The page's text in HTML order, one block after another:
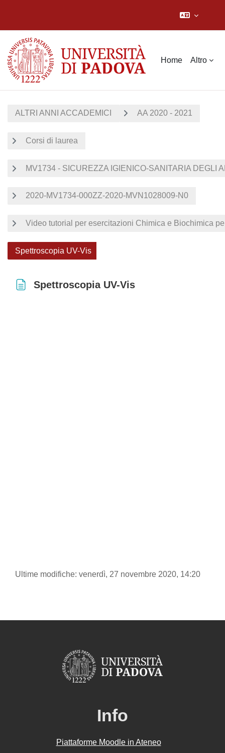
Home Altro
ALTRI ANNI ACCADEMICI AA 2020 - 2021
Corsi di laurea
MV1734 - SICUREZZA IGIENICO-SANITARIA DEGLI
2020-MV1734-000ZZ-2020-MVN1028009-N0
Video tutorial per esercitazioni Chimica e Biochimica
Spettroscopia UV-Vis
Spettroscopia UV-Vis
Ultime modifiche: venerdì, 27 novembre 2020, 14:20
Info
Piattaforme Moodle in Ateneo